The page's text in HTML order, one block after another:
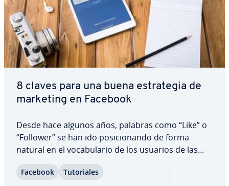
8 claves para una buena es­tra­te­gia de
marketing en Facebook
Desde hace algunos años, palabras como “Like” o
“Follower” se han ido po­si­cio­na­n­do de forma
natural en el vo­ca­bu­la­rio de los usuarios de las
marketing en las empresas, estas palabras son la
Facebook Tu­to­ria­les